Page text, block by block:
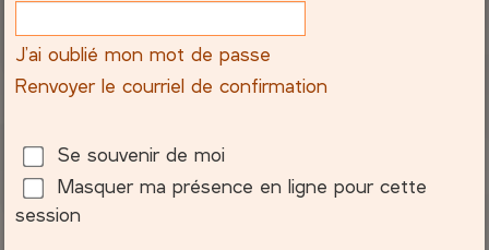
J’ai oublié mon mot de passe
Renvoyer le courriel de confirmation
Se souvenir de moi
Masquer ma présence en ligne pour cette
session